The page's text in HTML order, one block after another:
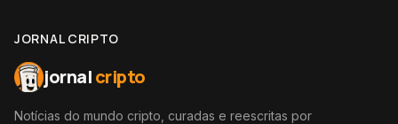
JORNAL CRIPTO
jornalcripto
Notícias do mundo cripto, curadas e reescritas por